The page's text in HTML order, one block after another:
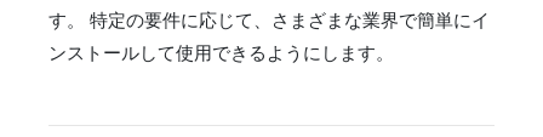
す。 特定の要件に応じて、さまざまな業界で簡単にイ
ンストールして使用できるようにします。